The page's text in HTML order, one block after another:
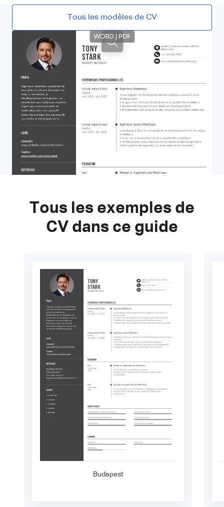
Tous les modèles de CV
Tous les exemples de
CV dans ce guide
Budapest